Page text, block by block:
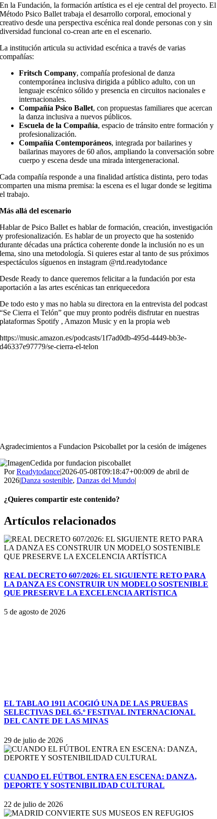
En la Fundación, la formación artística es el eje central del proyecto. El
Método Psico Ballet trabaja el desarrollo corporal, emocional y
creativo desde una perspectiva escénica real donde personas con y sin
diversidad funcional co-crean arte en el escenario.
La institución articula su actividad escénica a través de varias
compañías:
Fritsch Company, compañía profesional de danza
contemporánea inclusiva dirigida a público adulto, con un
lenguaje escénico sólido y presencia en circuitos nacionales e
internacionales.
Compañía Psico Ballet, con propuestas familiares que acercan
la danza inclusiva a nuevos públicos.
Escuela de la Compañía, espacio de tránsito entre formación y
profesionalización.
Compañía Contemporáneos, integrada por bailarines y
bailarinas mayores de 60 años, ampliando la conversación sobre
cuerpo y escena desde una mirada intergeneracional.
Cada compañía responde a una finalidad artística distinta, pero todas
comparten una misma premisa: la escena es el lugar donde se legitima
el trabajo.
Más allá del escenario
Hablar de Psico Ballet es hablar de formación, creación, investigación
y profesionalización. Es hablar de un proyecto que ha sostenido
durante décadas una práctica coherente donde la inclusión no es un
lema, sino una metodología. Si quieres estar al tanto de sus próximos
espectáculos síguenos en instagram @rtd.readytodance
Desde Ready to dance queremos felicitar a la fundación por esta
aportación a las artes escénicas tan enriquecedora
De todo esto y mas no habla su directora en la entrevista del podcast
“Se Cierra el Telón” que muy pronto podréis disfrutar en nuestras
plataformas Spotify , Amazon Music y en la propia web
https://music.amazon.es/podcasts/1f7ad0db-495d-4449-bb3e-
d46337e97779/se-cierra-el-telon
Agradecimientos a Fundacion Psicoballet por la cesión de imágenes
PorReadytodance|2026-05-08T09:18:47+00:009 de abril de
2026|Danza sostenible, Danzas del Mundo|
¿Quieres compartir este contenido?
Facebook
X
Bluesky
Reddit
LinkedIn
WhatsApp
Telegram
Tumblr
Pinterest
Correo
electrónico
Artículos relacionados
REAL DECRETO 607/2026: EL SIGUIENTE RETO PARA
LA DANZA ES CONSTRUIR UN MODELO SOSTENIBLE
QUE PRESERVE LA EXCELENCIA ARTÍSTICA
5 de agosto de 2026
EL TABLAO 1911 ACOGIÓ UNA DE LAS PRUEBAS
SELECTIVAS DEL 65.º FESTIVAL INTERNACIONAL
DEL CANTE DE LAS MINAS
29 de julio de 2026
CUANDO EL FÚTBOL ENTRA EN ESCENA: DANZA,
DEPORTE Y SOSTENIBILIDAD CULTURAL
22 de julio de 2026